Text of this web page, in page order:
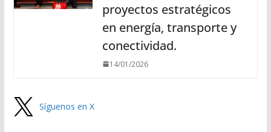
proyectos estratégicos
en energía, transporte y
conectividad.
14/01/2026
Síguenos en X